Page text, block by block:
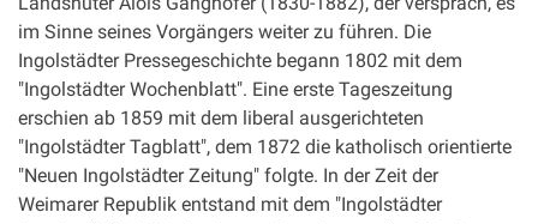
im Sinne seines Vorgängers weiter zu führen. Die
Ingolstädter Pressegeschichte begann 1802 mit dem
"Ingolstädter Wochenblatt". Eine erste Tageszeitung
erschien ab 1859 mit dem liberal ausgerichteten
"Ingolstädter Tagblatt", dem 1872 die katholisch orientierte
"Neuen Ingolstädter Zeitung" folgte. In der Zeit der
Weimarer Republik entstand mit dem "Ingolstädter